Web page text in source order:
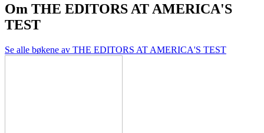
Om THE EDITORS AT AMERICA'S
TEST
Se alle bøkene av THE EDITORS AT AMERICA'S TEST